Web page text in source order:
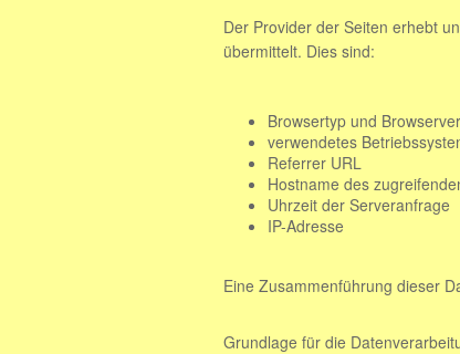
Der Provider der Seiten erhebt
übermittelt. Dies sind:
Browsertyp und
verwendetes
Referrer URL
Hostname des
Uhrzeit der Serveranfrage
IP-Adresse
Eine Zusammenführung dieser
Grundlage für die